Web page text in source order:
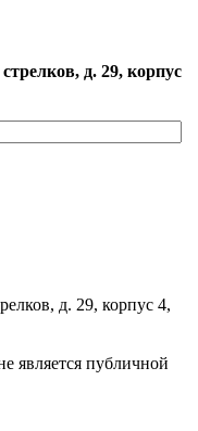
д. 29, корпус
д. 29, корпус 4,
является публичной